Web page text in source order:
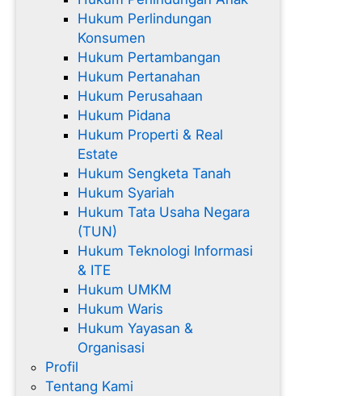
Hukum Perlindungan
Konsumen
Hukum Pertambangan
Hukum Pertanahan
Hukum Perusahaan
Hukum Pidana
Hukum Properti & Real
Estate
Hukum Sengketa Tanah
Hukum Syariah
Hukum Tata Usaha Negara
(TUN)
Hukum Teknologi Informasi
& ITE
Hukum UMKM
Hukum Waris
Hukum Yayasan &
Organisasi
Profil
Tentang Kami